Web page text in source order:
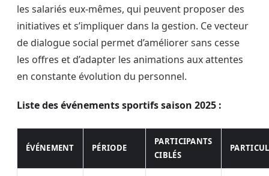
les salariés eux-mêmes, qui peuvent proposer des
initiatives et s’impliquer dans la gestion. Ce vecteur
de dialogue social permet d’améliorer sans cesse
les offres et d’adapter les animations aux attentes
en constante évolution du personnel.
Liste des événements sportifs saison 2025 :
ÉVÉNEMENT PÉRIODE
PARTICIPANTS
CIBLÉS